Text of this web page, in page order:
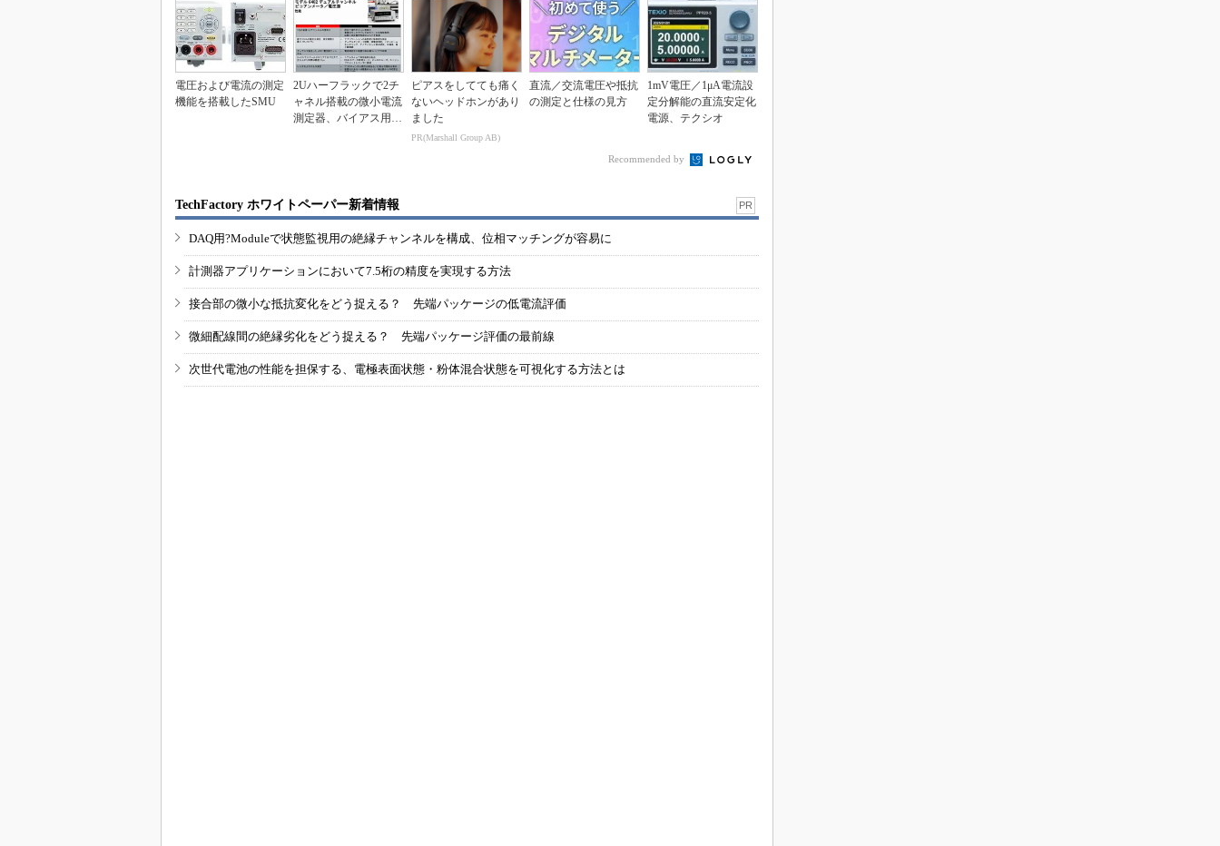
電圧および電流の測定
機能を搭載したSMU
2Uハーフラックで2チ
ャネル搭載の微小電流
測定器、バイアス用電
ピアスをしてても痛く
ないヘッドホンがあり
ました
PR(Marshall Group AB)
直流／交流電圧や抵抗
の測定と仕様の見方
1mV電圧／1μA電流設
定分解能の直流安定化
電源、テクシオ
Recommended by
TechFactory ホワイトペーパー新着情報 PR
DAQ用?Moduleで状態監視用の絶縁チャンネルを構成、位相マッチングが容易に
計測器アプリケーションにおいて7.5桁の精度を実現する方法
接合部の微小な抵抗変化をどう捉える？ 先端パッケージの低電流評価
微細配線間の絶縁劣化をどう捉える？ 先端パッケージ評価の最前線
次世代電池の性能を担保する、電極表面状態・粉体混合状態を可視化する方法とは